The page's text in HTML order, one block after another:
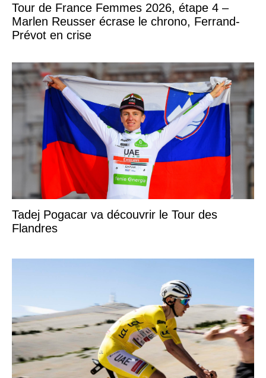
Tour de France Femmes 2026, étape 4 –
Marlen Reusser écrase le chrono, Ferrand-
Prévot en crise
Tadej Pogacar va découvrir le Tour des
Flandres